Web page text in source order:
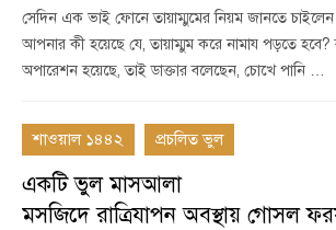
সেদিন এক ভাই ফোনে তায়াম্মুমের নিয়ম জানতে
আপনার কী হয়েছে যে, তায়াম্মুম করে নামায পড়তে
অপারেশন হয়েছে, তাই ডাক্তার বলেছেন, চোখে পানি …
শাওয়াল ১৪৪২ প্রচলিত ভুল
একটি ভুল মাসআলা
মসজিদে রাত্রিযাপন অবস্থায় গোসল